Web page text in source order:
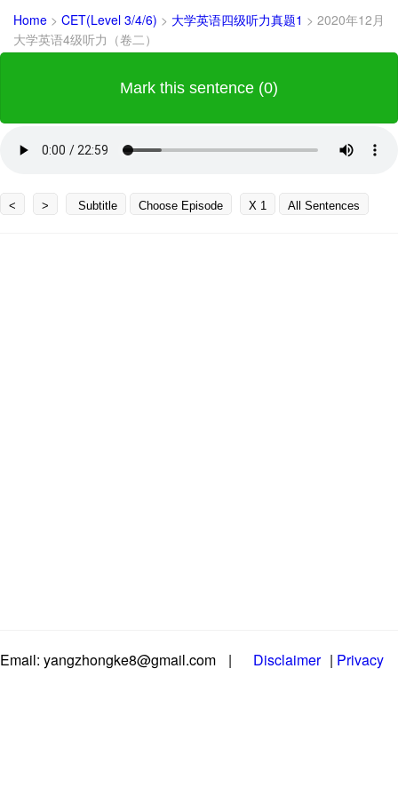
Home > CET(Level 3/4/6) > 大学英语四级听力真题1 > 2020年12月
大学英语4级听力（卷二）
Mark this sentence (0)
< > Subtitle Choose Episode X 1 All Sentences
Email: yangzhongke8@gmail.com | Disclaimer | Privacy